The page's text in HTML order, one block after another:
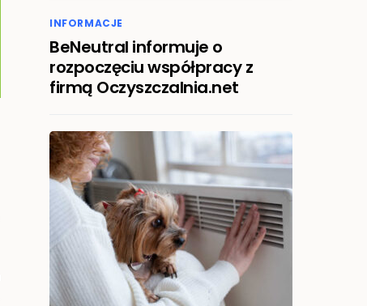
INFORMACJE
BeNeutral informuje o
rozpoczęciu współpracy z
firmą Oczyszczalnia.net